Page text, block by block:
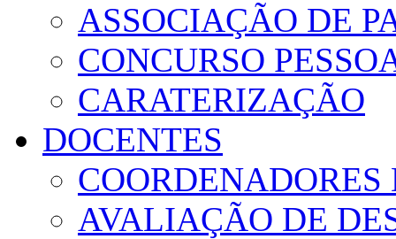
ASSOCIAÇÃO DE
CONCURSO
CARATERIZAÇÃO
DOCENTES
AVALIAÇÃO DE